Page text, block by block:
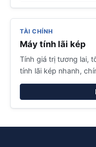
TÀI CHÍNH
Máy tính lãi kép
Tính giá trị tương lai,
tính lãi kép nhanh,